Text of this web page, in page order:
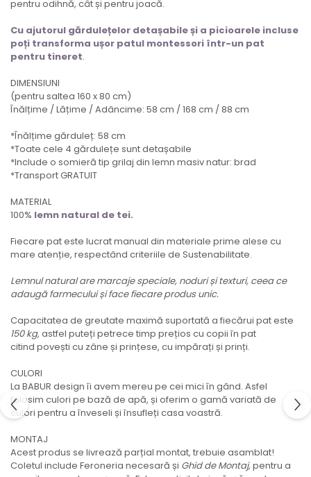
pentru odihnă, cât și pentru joacă.
Cu ajutorul gărdulețelor detașabile și a picioarele incluse
poți transforma ușor patul montessori într-un pat
pentru tineret.
DIMENSIUNI
(pentru saltea 160 x 80 cm)
Înălțime / Lățime / Adâncime: 58 cm / 168 cm / 88 cm
*Înălțime gărduleț: 58 cm
*Toate cele 4 gărdulețe sunt detașabile
*Include o somieră tip grilaj din lemn masiv natur: brad
*Transport GRATUIT
MATERIAL
100% lemn natural de tei.
Fiecare pat este lucrat manual din materiale prime alese cu
mare atenție, respectând criteriile de Sustenabilitate.
Lemnul natural are marcaje speciale, noduri și texturi, ceea ce
adaugă farmecului și face fiecare produs unic.
Capacitatea de greutate maximă suportată a fiecărui pat este
150 kg, astfel puteți petrece timp prețios cu copii în pat
citind povești cu zâne și prințese, cu impărați și prinți.
CULORI
La BABUR design îi avem mereu pe cei mici în gând. Asfel
folosim culori pe bază de apă, și oferim o gamă variată de
culori pentru a înveseli și însufleți casa voastră.
MONTAJ
Acest produs se livrează parțial montat, trebuie asamblat!
Coletul include Feroneria necesară și Ghid de Montaj,pentru a